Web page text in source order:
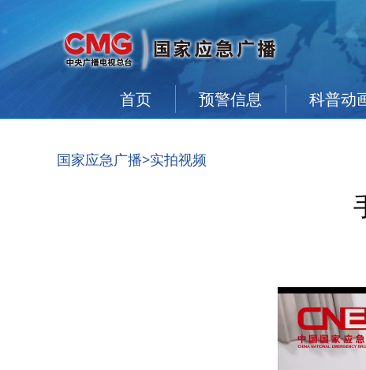
首页 预警信息 科普动
国家应急广播>实拍视频